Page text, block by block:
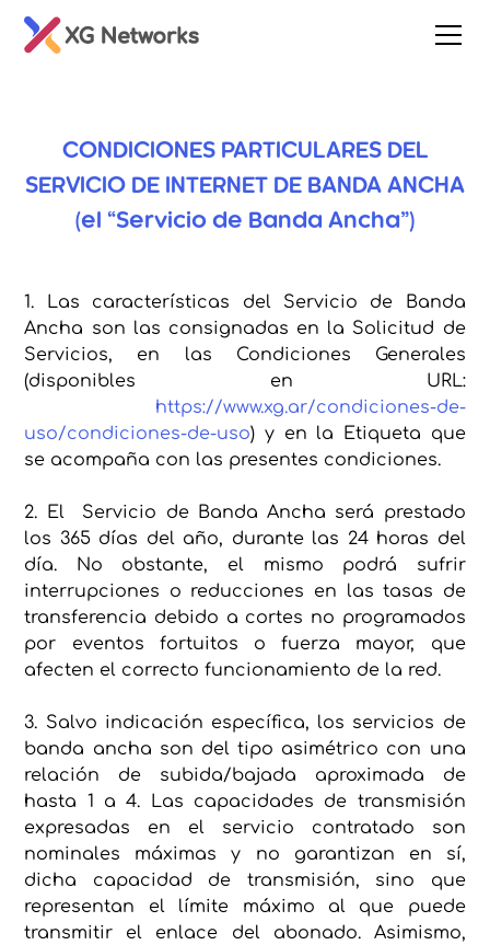
CONDICIONES PARTICULARES DEL
SERVICIO DE INTERNET DE BANDA ANCHA
(el “Servicio de Banda Ancha”)
1. Las características del Servicio de Banda
Ancha son las consignadas en la Solicitud de
Servicios, en las Condiciones Generales
(disponibles en URL:
https://www.xg.ar/condiciones-de-
uso/condiciones-de-uso) y en la Etiqueta que
se acompaña con las presentes condiciones.
2. El Servicio de Banda Ancha será prestado
los 365 días del año, durante las 24 horas del
día. No obstante, el mismo podrá sufrir
interrupciones o reducciones en las tasas de
transferencia debido a cortes no programados
por eventos fortuitos o fuerza mayor, que
afecten el correcto funcionamiento de la red.
3. Salvo indicación específica, los servicios de
banda ancha son del tipo asimétrico con una
relación de subida/bajada aproximada de
hasta 1 a 4. Las capacidades de transmisión
expresadas en el servicio contratado son
nominales máximas y no garantizan en sí,
dicha capacidad de transmisión, sino que
representan el límite máximo al que puede
transmitir el enlace del abonado. Asimismo,